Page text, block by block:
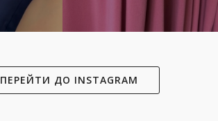
ДО INSTAGRAM